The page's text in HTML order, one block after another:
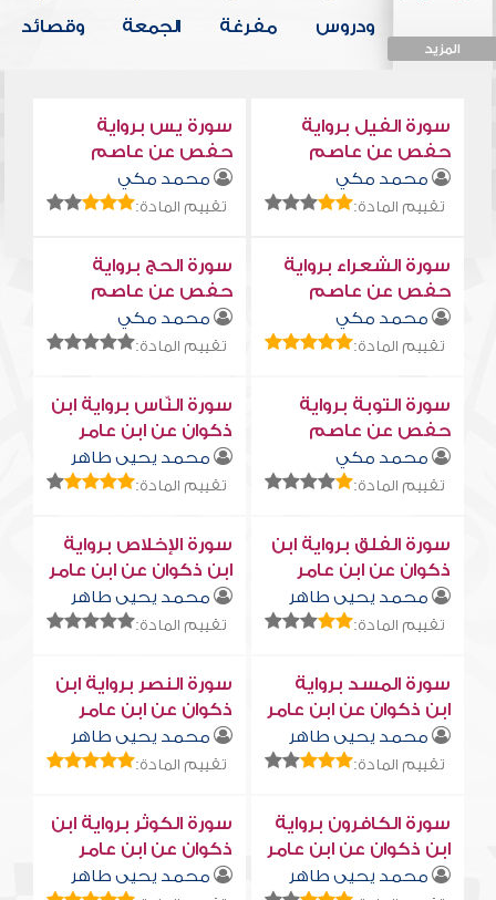
المزيد
ودروس
مفرغة
الجمعة
وقصائد
سورة الفيل برواية
حفص عن عاصم
محمد مكي
تقييم المادة:
سورة يس برواية
حفص عن عاصم
محمد مكي
تقييم المادة:
سورة الشعراء برواية
حفص عن عاصم
محمد مكي
تقييم المادة:
سورة الحج برواية
حفص عن عاصم
محمد مكي
تقييم المادة:
سورة التوبة برواية
حفص عن عاصم
محمد مكي
تقييم المادة:
سورة النّاس برواية ابن
ذكوان عن ابن عامر
محمد يحيى طاهر
تقييم المادة:
سورة الفلق برواية ابن
ذكوان عن ابن عامر
محمد يحيى طاهر
تقييم المادة:
سورة الإخلاص برواية
ابن ذكوان عن ابن عامر
محمد يحيى طاهر
تقييم المادة:
سورة المسد برواية
ابن ذكوان عن ابن عامر
محمد يحيى طاهر
تقييم المادة:
سورة النصر برواية ابن
ذكوان عن ابن عامر
محمد يحيى طاهر
تقييم المادة:
سورة الكافرون برواية
ابن ذكوان عن ابن عامر
محمد يحيى طاهر
سورة الكوثر برواية ابن
ذكوان عن ابن عامر
محمد يحيى طاهر